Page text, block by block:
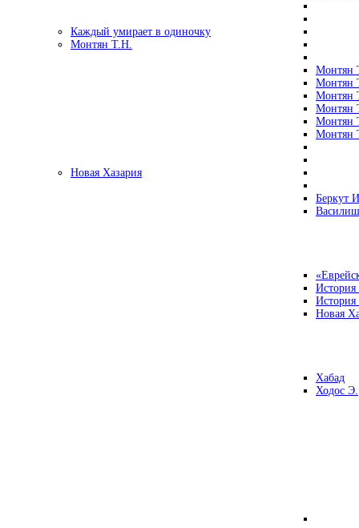
Каждый умирает в одиночку
Монтян Т.Н.
Монтян
Монтян
Монтян
Монтян
Монтян
Монтян
Новая Хазария
Беркут
Новая
Хабад
Ходос Э.